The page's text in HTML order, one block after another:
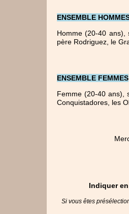
ENSEMBLE
Homme (20-40 ans),
père Rodriguez, le
ENSEMBLE FEMMES
Femme (20-40 ans),
Conquistadores, les
Indiquer
Si vous êtes